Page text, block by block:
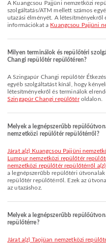
A Kuangcsou Pajjüni nemzetközi repülőtér Étkezés, Várakozótér, Banki
szolgáltatás/ATM mellett számos
utazási élményét. A létesítményekről
információkat a Kuangcsou Pajjüni
Milyen terminálok és repülőtéri
Changi repülőtér repülőtéren?
A Szingapúr Changi repülőtér Étkezés, Várakozótér, Kerekesszék-t és számos
egyéb szolgáltatást kínál, hogy
létesítményekről és terminálok
Szingapúr Changi repülőtéroldalon.
Melyek a legnépszerűbb
nemzetközi repülőtér repülőtérről?
járat a(z) Kuangcsou Pajjüni nemzetközi repülőtér repülőtérről a(z) Kuala
Lumpur nemzetközi repülőtér
nemzetközi repülőtér repülőtérről
a legnépszerűbb repülőtéri
repülőtér repülőtérről. Ezek az
az utazáshoz.
Melyek a legnépszerűbb
repülőtérre?
járat a(z) Taojüan nemzetközi repülőtér repülőtérről a(z) Szingapúr Changi